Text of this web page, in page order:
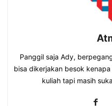
Panggil saja Ady,
bisa dikerjakan besok
kuliah tapi masih